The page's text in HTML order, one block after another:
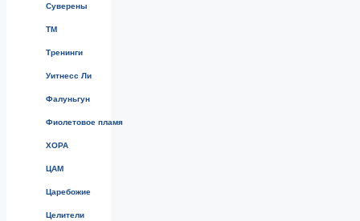
Суверены
ТМ
Тренинги
Уитнесс Ли
Фалуньгун
Фиолетовое пламя
ХОРА
ЦАМ
Царебожие
Целители